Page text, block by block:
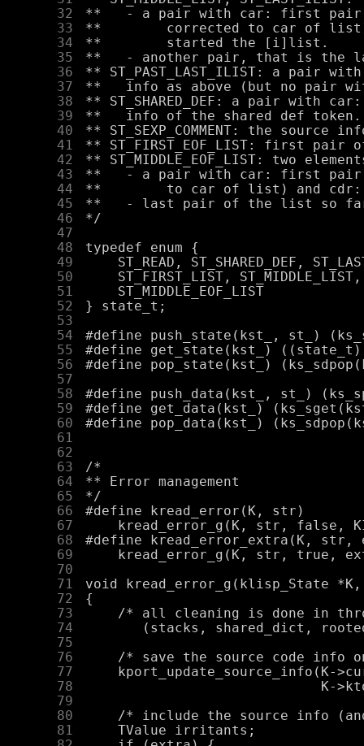
     32
     33
     34
     35
     36
     37
     38
     39
     40
     41
     42
     43
     44
     45
     46
     47
     48
     49
     50
     51
     52
     53
     54
     55
     56
     57
     58
     59
     60
     61
     62
     63
     64
     65
     66
     67
     68
     69
     70
     71
     72
     73
     74
     75
     76
     77
     78
     79
     80
     81